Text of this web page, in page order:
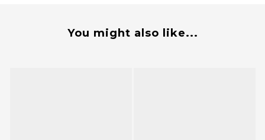
You might also like...